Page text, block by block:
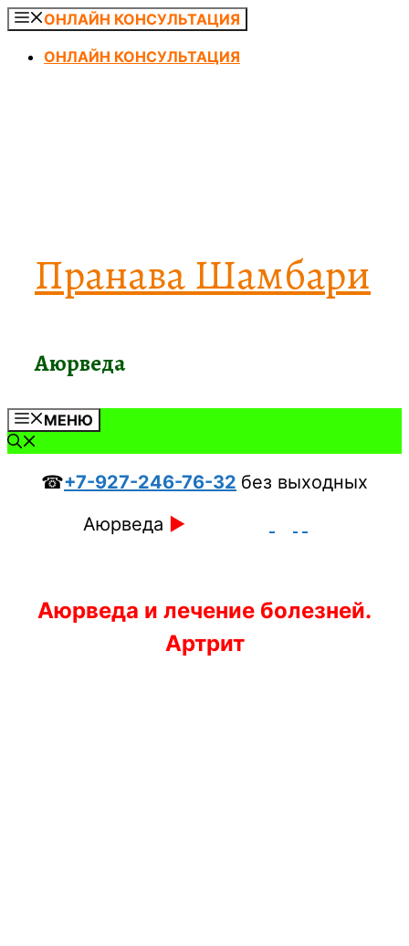
Перейти
содержимому
ОНЛАЙН КОНСУЛЬТАЦИЯ
ОНЛАЙН КОНСУЛЬТАЦИЯ
Пранава Шамбари
Аюрведа
МЕНЮ
☎+7-927-246-76-32 без выходных
Аюрведа ►
Аюрведа и лечение болезней.
Артрит